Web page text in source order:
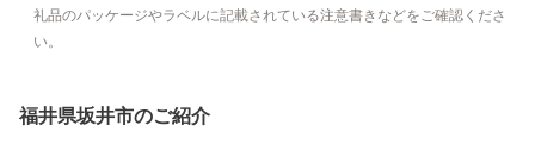
礼品のパッケージやラベルに記載されている注意書きなどをご確認くださ
い。
福井県坂井市のご紹介